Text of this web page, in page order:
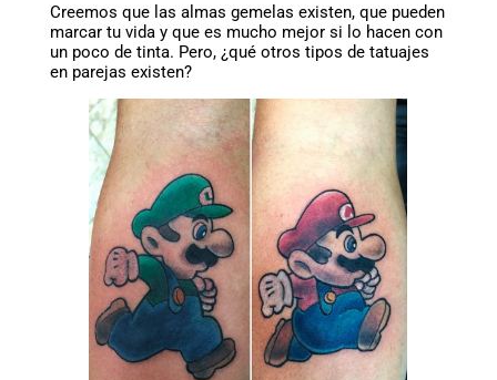
Creemos que las almas gemelas existen, que pueden
marcar tu vida y que es mucho mejor si lo hacen con
un poco de tinta. Pero, ¿qué otros tipos de tatuajes
en parejas existen?